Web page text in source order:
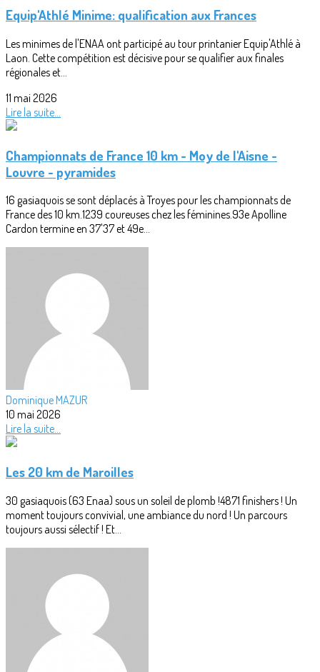
Equip'Athlé Minime: qualification aux Frances
Les minimes de l'ENAA ont participé au tour printanier Equip'Athlé à
Laon. Cette compétition est décisive pour se qualifier aux finales
régionales et...
11 mai 2026
Lire la suite...
Championnats de France 10 km - Moy de l'Aisne -
Louvre - pyramides
16 gasiaquois se sont déplacés à Troyes pour les championnats de
France des 10 km.1239 coureuses chez les féminines.93e Apolline
Cardon termine en 37'37 et 49e...
Dominique MAZUR
10 mai 2026
Lire la suite...
Les 20 km de Maroilles
30 gasiaquois (63 Enaa) sous un soleil de plomb !4871 finishers ! Un
moment toujours convivial, une ambiance du nord ! Un parcours
toujours aussi sélectif ! Et...